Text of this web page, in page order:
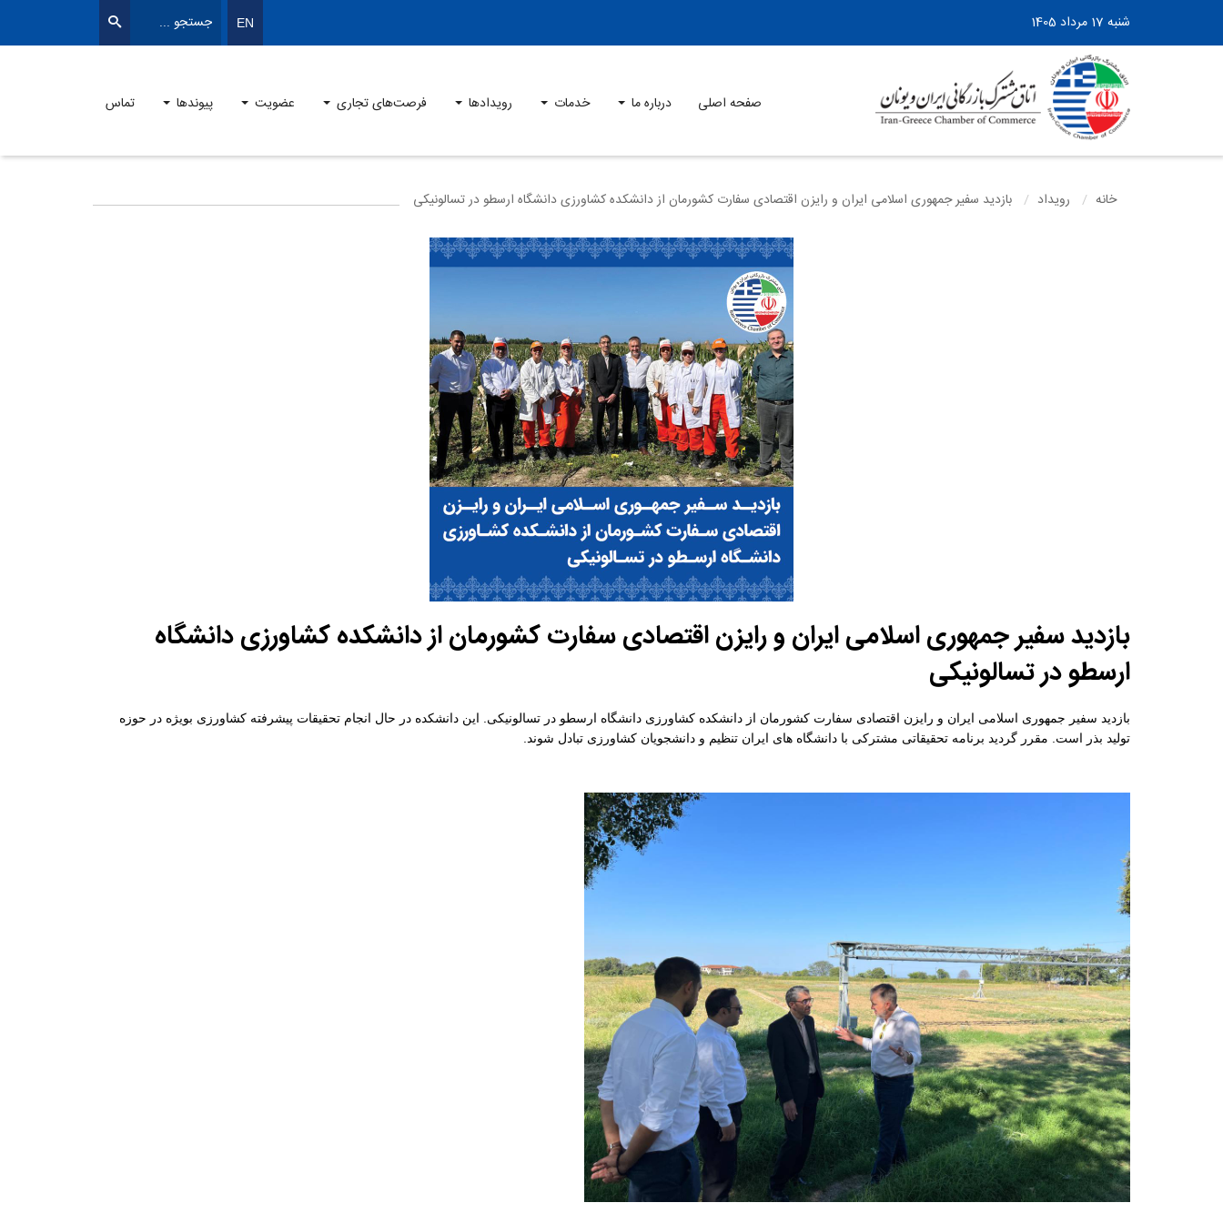
EN شنبه 17 مرداد 1405
صفحه اصلی درباره ما خدمات رویدادها فرصت‌های تجاری عضویت پیوندها تماس
خانه رویداد بازدید سفیر جمهوری اسلامی ایران و رایزن اقتصادی سفارت کشورمان از دانشکده کشاورزی دانشگاه ارسطو در تسالونیکی
بازدید سفیر جمهوری اسلامی ایران و رایزن اقتصادی سفارت کشورمان از دانشکده کشاورزی دانشگاه
ارسطو در تسالونیکی
بازدید سفیر جمهوری اسلامی ایران و رایزن اقتصادی سفارت کشورمان از دانشکده کشاورزی دانشگاه ارسطو در تسالونیکی. این دانشکده در حال انجام تحقیقات پیشرفته کشاورزی بویژه در حوزه
تولید بذر است. مقرر گردید برنامه تحقیقاتی مشترکی با دانشگاه های ایران تنظیم و دانشجویان کشاورزی تبادل شوند.